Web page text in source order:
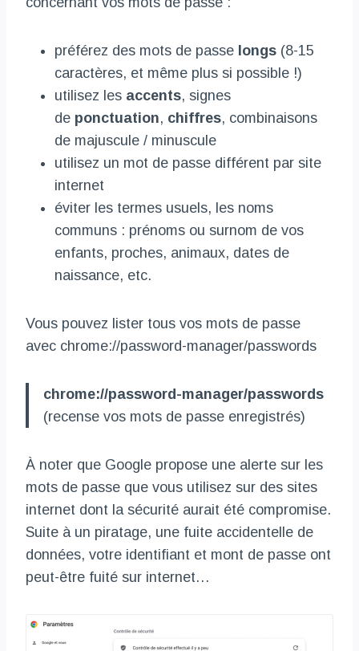
préférez des mots de passe longs (8-15
caractères, et même plus si possible !)
utilisez les accents, signes
de ponctuation, chiffres, combinaisons
de majuscule / minuscule
utilisez un mot de passe différent par site
internet
éviter les termes usuels, les noms
communs : prénoms ou surnom de vos
enfants, proches, animaux, dates de
naissance, etc.
Vous pouvez lister tous vos mots de passe
avec chrome://password-manager/passwords
chrome://password-manager/passwords
(recense vos mots de passe enregistrés)
À noter que Google propose une alerte sur les
mots de passe que vous utilisez sur des sites
internet dont la sécurité aurait été compromise.
Suite à un piratage, une fuite accidentelle de
données, votre identifiant et mont de passe ont
peut-être fuité sur internet…